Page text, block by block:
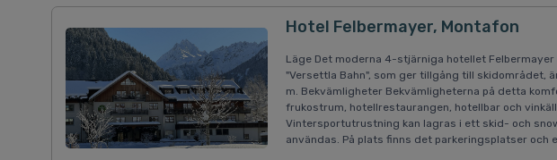
Hotel Felbermayer, Montafon
Läge Det moderna 4-stjärniga hotellet
"Versettla Bahn", som ger tillgång till skidområdet,
m. Bekvämligheter Bekvämligheterna på detta
frukostrum, hotellrestaurangen, hotellbar och
Vintersportutrustning kan lagras i ett skid- och
användas. På plats finns det parkeringsplatser och